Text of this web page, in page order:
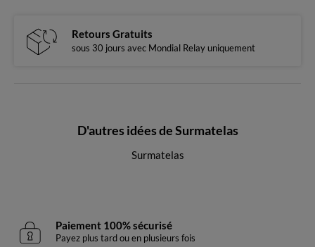
Retours Gratuits
sous 30 jours avec Mondial Relay uniquement
D'autres idées de Surmatelas
Surmatelas
Paiement 100% sécurisé
Payez plus tard ou en plusieurs fois